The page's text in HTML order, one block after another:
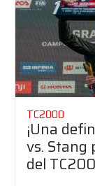
TC2000
¡Una
vs. Stang
del